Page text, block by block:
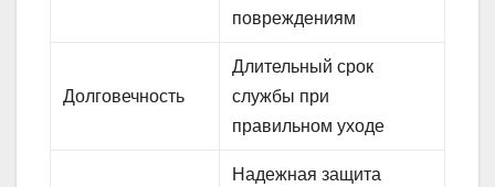
повреждениям
Долговечность
Длительный срок
службы при
правильном уходе
Надежная защита